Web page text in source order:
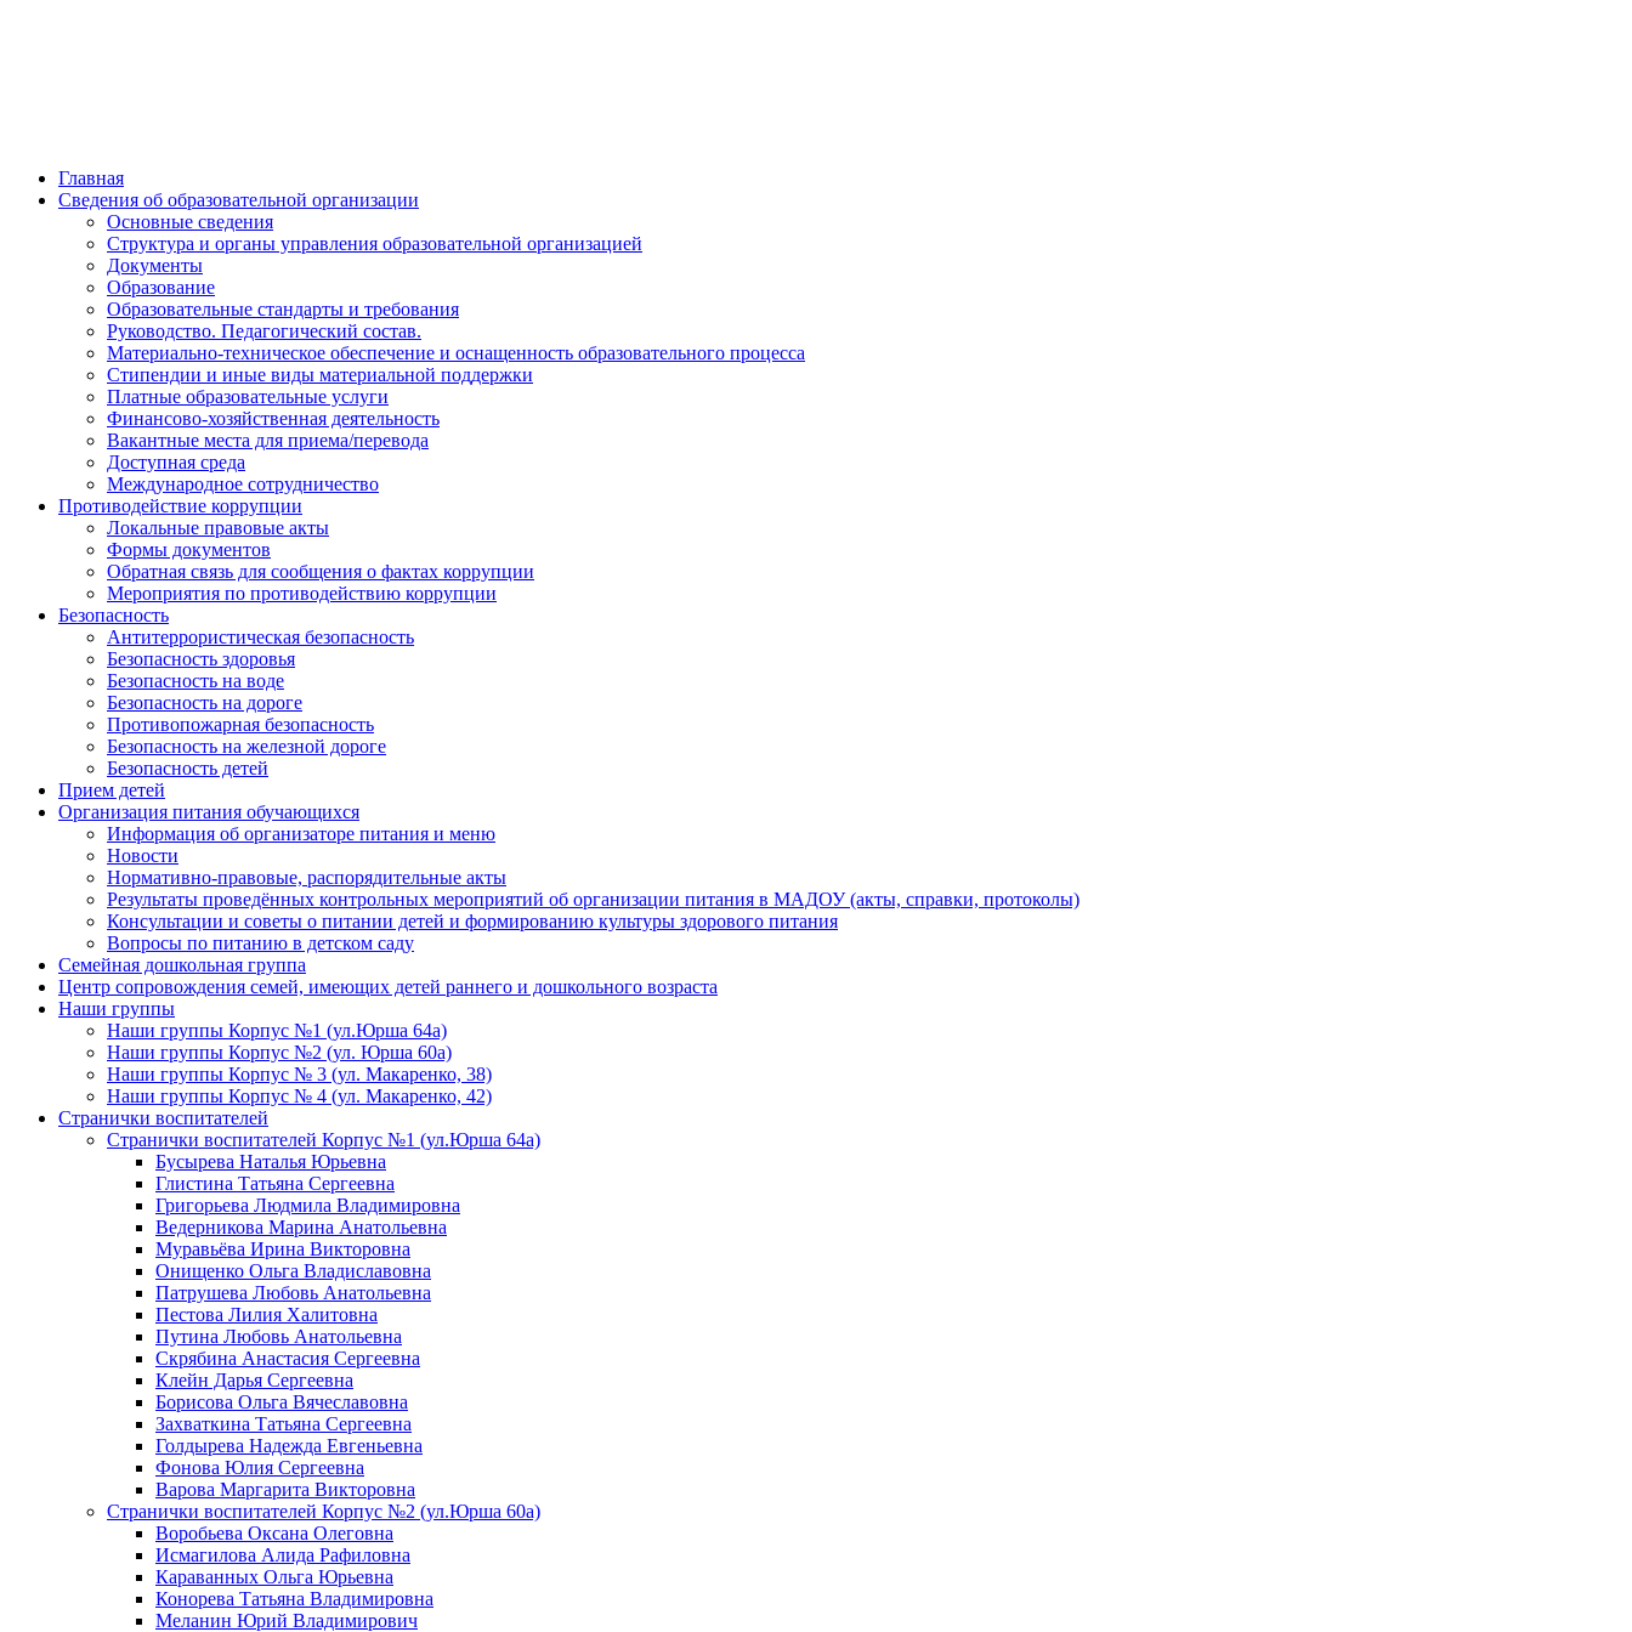
Главная
Сведения об образовательной организации
Основные сведения
Структура и органы управления образовательной организацией
Документы
Образование
Образовательные стандарты и требования
Руководство. Педагогический состав.
Материально-техническое обеспечение и оснащенность образовательного процесса
Стипендии и иные виды материальной поддержки
Платные образовательные услуги
Финансово-хозяйственная деятельность
Вакантные места для приема/перевода
Доступная среда
Международное сотрудничество
Противодействие коррупции
Локальные правовые акты
Формы документов
Обратная связь для сообщения о фактах коррупции
Мероприятия по противодействию коррупции
Безопасность
Антитеррористическая безопасность
Безопасность здоровья
Безопасность на воде
Безопасность на дороге
Противопожарная безопасность
Безопасность на железной дороге
Безопасность детей
Прием детей
Организация питания обучающихся
Информация об организаторе питания и меню
Новости
Нормативно-правовые, распорядительные акты
Результаты проведённых контрольных мероприятий об организации питания в МАДОУ (акты, справки, протоколы)
Консультации и советы о питании детей и формированию культуры здорового питания
Вопросы по питанию в детском саду
Семейная дошкольная группа
Центр сопровождения семей, имеющих детей раннего и дошкольного возраста
Наши группы
Наши группы Корпус №1 (ул.Юрша 64а)
Наши группы Корпус №2 (ул. Юрша 60а)
Наши группы Корпус № 3 (ул. Макаренко, 38)
Наши группы Корпус № 4 (ул. Макаренко, 42)
Странички воспитателей
Странички воспитателей Корпус №1 (ул.Юрша 64а)
Бусырева Наталья Юрьевна
Глистина Татьяна Сергеевна
Григорьева Людмила Владимировна
Ведерникова Марина Анатольевна
Муравьёва Ирина Викторовна
Онищенко Ольга Владиславовна
Патрушева Любовь Анатольевна
Пестова Лилия Халитовна
Путина Любовь Анатольевна
Скрябина Анастасия Сергеевна
Клейн Дарья Сергеевна
Борисова Ольга Вячеславовна
Захваткина Татьяна Сергеевна
Голдырева Надежда Евгеньевна
Фонова Юлия Сергеевна
Варова Маргарита Викторовна
Странички воспитателей Корпус №2 (ул.Юрша 60а)
Воробьева Оксана Олеговна
Исмагилова Алида Рафиловна
Караванных Ольга Юрьевна
Конорева Татьяна Владимировна
Меланин Юрий Владимирович